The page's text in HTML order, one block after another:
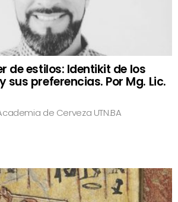
de estilos: Identikit de los
sus preferencias. Por Mg. Lic.
de Cerveza UTN.BA